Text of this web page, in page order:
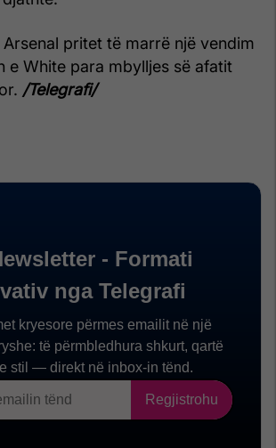
pritet të marrë një vendim
e White para mbylljes së afatit
/Telegrafi/